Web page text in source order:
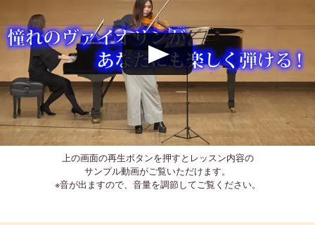
上の画面の再生ボタンを押すとレッスン内容の
サンプル動画がご覧いただけます。
※音が出ますので、音量を調節してご覧ください。